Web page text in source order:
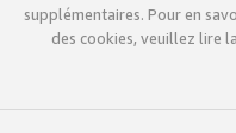
supplémentaires. Pour en
des cookies, veuillez lire la